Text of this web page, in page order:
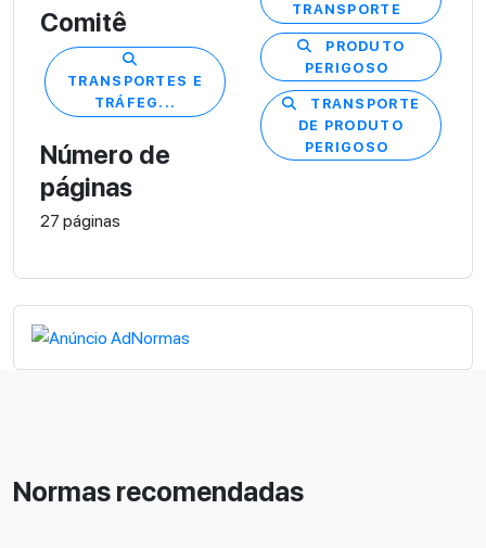
Comitê
TRANSPORTES E
TRÁFEG...
Número de
páginas
27 páginas
TRANSPORTE
PRODUTO
PERIGOSO
TRANSPORTE
DE PRODUTO
PERIGOSO
Normas recomendadas